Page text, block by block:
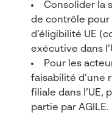
Consolider la
de contrôle
d’éligibilité UE
exécutive dans
Pour les
faisabilité d’une
filiale dans
partie par AGILE.​